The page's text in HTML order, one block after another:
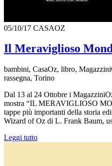
05/10/17 CASAOZ
Il Meraviglioso
bambini, CasaOz, libro,
rassegna, Torino
Dal 13 al 24 Ottobre i
mostra “IL MERAVIGLIOSO
tappe più importanti della storia
Wizard of Oz di L. Frank Baum,
Leggi tutto